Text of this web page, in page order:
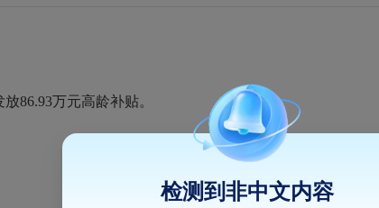
86.93万元高龄补贴。
检测到非中文内容